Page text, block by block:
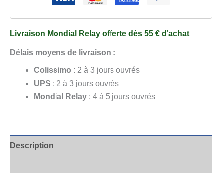
Livraison Mondial Relay offerte dès 55 € d'achat
Délais moyens de livraison :
Colissimo : 2 à 3 jours ouvrés
UPS : 2 à 3 jours ouvrés
Mondial Relay : 4 à 5 jours ouvrés
Description